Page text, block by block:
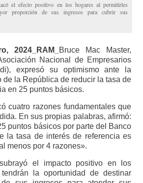
el efecto positivo en los hogares al permitirles
proporción de sus ingresos para cubrir sus
2024_RAM_
Bruce Mac Master,
Nacional de Empresarios
expresó su optimismo ante la
de la República de reducir la tasa de
en 25 puntos básicos.
cuatro razones fundamentales que
En sus propias palabras, afirmó:
puntos básicos por parte del Banco
la tasa de interés de referencia es
menos por 4 razones».
el impacto positivo en los
la oportunidad de destinar